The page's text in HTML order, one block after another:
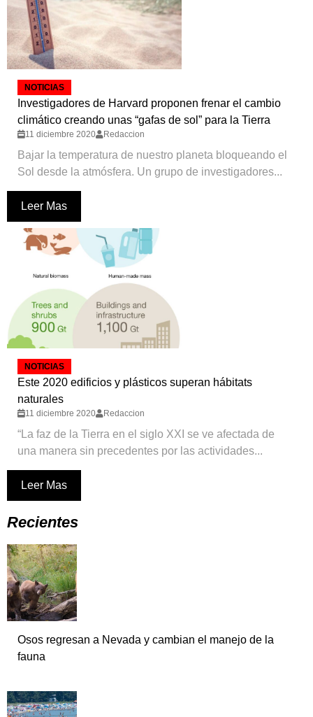
NOTICIAS
Investigadores de Harvard proponen frenar el cambio
climático creando unas “gafas de sol” para la Tierra
11 diciembre 2020 Redaccion
Bajar la temperatura de nuestro planeta bloqueando el
Sol desde la atmósfera. Un grupo de investigadores...
Leer Mas
NOTICIAS
Este 2020 edificios y plásticos superan hábitats
naturales
11 diciembre 2020 Redaccion
“La faz de la Tierra en el siglo XXI se ve afectada de
una manera sin precedentes por las actividades...
Leer Mas
Recientes
Osos regresan a Nevada y cambian el manejo de la
fauna